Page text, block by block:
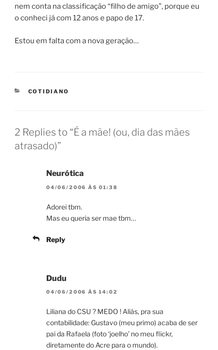
nem conta na classificação “filho de amigo”, porque eu
o conheci já com 12 anos e papo de 17.
Estou em falta com a nova geração…
CATEGORIES
COTIDIANO
2 Replies to “É a mãe! (ou, dia das mães
atrasado)”
Neurótica
04/06/2006 ÀS 01:38
Adorei tbm.
Mas eu queria ser mae tbm…
Reply
Dudu
04/06/2006 ÀS 14:02
Liliana do CSU ? MEDO ! Aliás, pra sua
contabilidade: Gustavo (meu primo) acaba de ser
pai da Rafaela (foto ‘joelho’ no meu flickr,
diretamente do Acre para o mundo).